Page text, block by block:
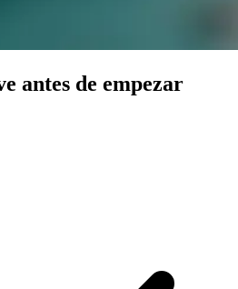
antes de empezar